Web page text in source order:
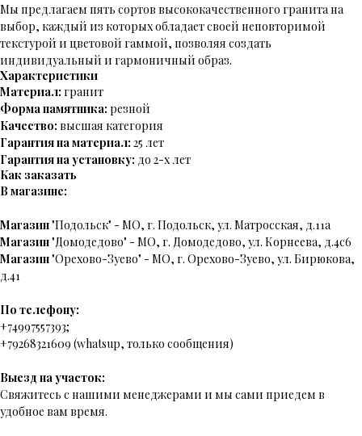
Мы предлагаем пять сортов высококачественного гранита на
выбор, каждый из которых обладает своей неповторимой
текстурой и цветовой гаммой, позволяя создать
индивидуальный и гармоничный образ.
Характеристики
Материал: гранит
Форма памятника: резной
Качество: высшая категория
Гарантия на материал: 25 лет
Гарантия на установку: до 2-х лет
Как заказать
В магазине:
Магазин"Подольск" - МО, г. Подольск, ул. Матросская, д.11а
Магазин"Домодедово" - МО, г. Домодедово, ул. Корнеева, д.4с6
Магазин"Орехово-Зуево" - МО, г. Орехово-Зуево, ул. Бирюкова,
д.41
По телефону:
+74997557393;
+79268321609 (whatsup, только сообщения)
Выезд на участок:
Свяжитесь с нашими менеджерами и мы сами приедем в
удобное вам время.